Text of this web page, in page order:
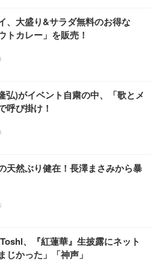
、大盛り&サラダ無料のお得な
トカレー」を販売！
弘)がイベント自粛の中、「歌とメ
呼び掛け！
天然ぶり健在！長澤まさみから暴
、『紅蓮華』生披露にネット
じかった」「神声」